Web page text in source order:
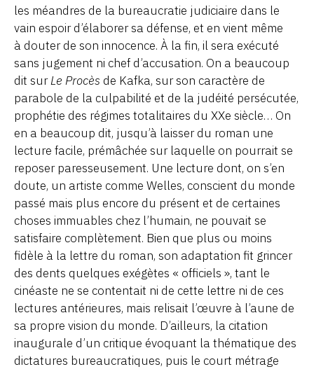
les méandres de la bureaucratie judiciaire dans le
vain espoir d’élaborer sa défense, et en vient même
à douter de son innocence. À la fin, il sera exécuté
sans jugement ni chef d’accusation. On a beaucoup
dit surLe Procès de Kafka, sur son caractère de
parabole de la culpabilité et de la judéité persécutée,
prophétie des régimes totalitaires du XXe siècle… On
en a beaucoup dit, jusqu’à laisser du roman une
lecture facile, prémâchée sur laquelle on pourrait se
reposer paresseusement. Une lecture dont, on s’en
doute, un artiste comme Welles, conscient du monde
passé mais plus encore du présent et de certaines
choses immuables chez l’humain, ne pouvait se
satisfaire complètement. Bien que plus ou moins
fidèle à la lettre du roman, son adaptation fit grincer
des dents quelques exégètes « officiels », tant le
cinéaste ne se contentait ni de cette lettre ni de ces
lectures antérieures, mais relisait l’œuvre à l’aune de
sa propre vision du monde. D’ailleurs, la citation
inaugurale d’un critique évoquant la thématique des
dictatures bureaucratiques, puis le court métrage